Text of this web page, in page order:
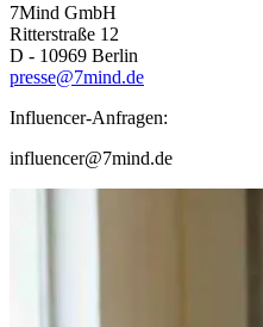
7Mind GmbH
Ritterstraße 12
D - 10969 Berlin
presse@7mind.de
Influencer-Anfragen:
influencer@7mind.de